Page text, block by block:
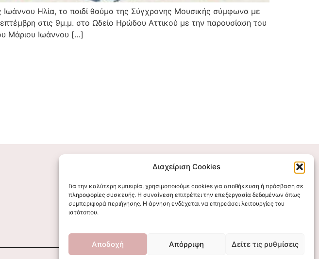
Διαχείριση Cookies
Για την καλύτερη εμπειρία, χρησιμοποιούμε cookies για αποθήκευση ή πρόσβαση σε
πληροφορίες συσκευής. Η συναίνεση επιτρέπει την επεξεργασία δεδομένων όπως
συμπεριφορά περιήγησης. Η άρνηση ενδέχεται να επηρεάσει λειτουργίες του
ιστότοπου.
Αποδοχή Απόρριψη Δείτε τις ρυθμίσεις
Ιωάννου Ηλία, το παιδί θαύμα της Σύγχρονης Μουσικής σύμφωνα με
στις 9μ.μ. στο Ωδείο Ηρώδου Αττικού με την παρουσίαση του
Μάριου Ιωάννου […]
stigmalogou@gmail.com